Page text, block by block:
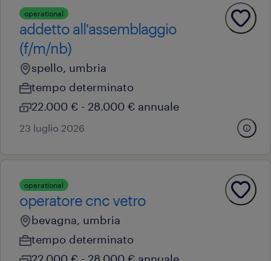
operational
addetto all'assemblaggio
(f/m/nb)
spello, umbria
tempo determinato
22.000 € - 28.000 € annuale
23 luglio 2026
operational
operatore cnc vetro
bevagna, umbria
tempo determinato